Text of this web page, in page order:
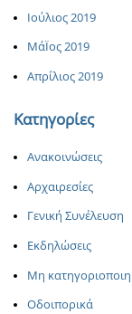
Ιούλιος 2019
ΜάΪος 2019
Απρίλιος 2019
Κατηγορίες
Ανακοινώσεις
Αρχαιρεσίες
Γενική Συνέλευση
Εκδηλώσεις
Μη
Οδοιπορικά